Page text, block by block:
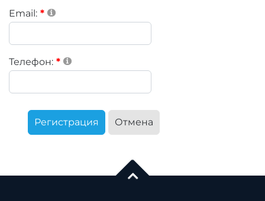
Email:
Телефон:
Регистрация Отмена